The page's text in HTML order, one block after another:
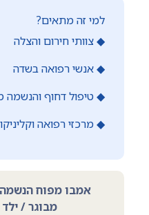
למי זה מתאים?
◆ צוותי חירום והצלה
◆ אנשי רפואה בשדה
◆ טיפול דחוף והנשמה
◆ מרכזי רפואה
מבוגר /